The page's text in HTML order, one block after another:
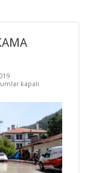
kapalı